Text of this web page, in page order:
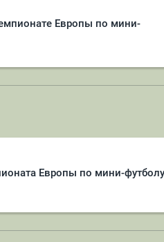
Европы по мини-
Европы по мини-футболу